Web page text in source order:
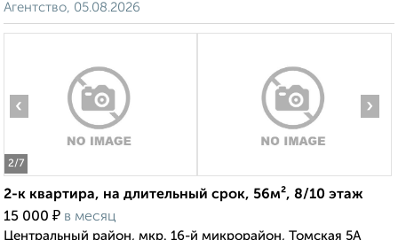
Агентство, 05.08.2026
2/7
‹ ›
2-к квартира, на длительный срок, 56м², 8/10 этаж
15 000 ₽ в месяц
Центральный район, мкр. 16-й микрорайон, Томская 5А